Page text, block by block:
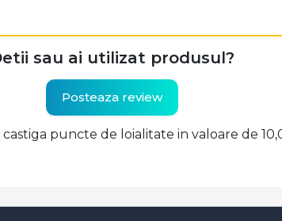
sau ai utilizat produsul?
Posteaza review
castiga puncte de loialitate in valoare de